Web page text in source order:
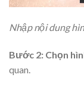
Nhập nội dung
Bước 2: Chọn
quan.